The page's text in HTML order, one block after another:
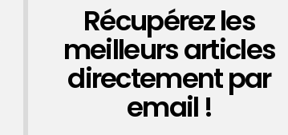
NEWSLETTER
Récupérez les
meilleurs articles
directement par
email !